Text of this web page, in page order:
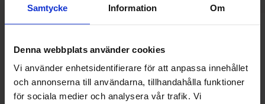
Samtycke Information Om
Denna webbplats använder cookies
Vi använder enhetsidentifierare för att anpassa innehållet
och annonserna till användarna, tillhandahålla funktioner
för sociala medier och analysera vår trafik. Vi